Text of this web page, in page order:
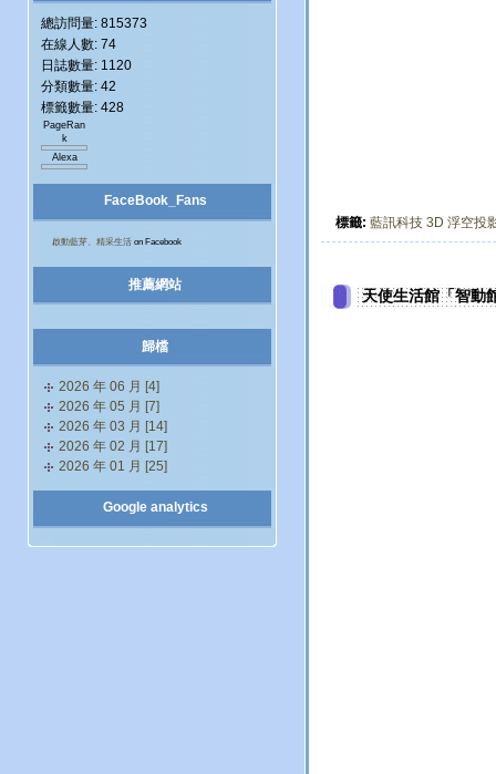
標籤: 藍訊科技 3D 浮空投
天使生活館「智動
總訪問量: 815373
在線人數: 74
日誌數量: 1120
分類數量: 42
標籤數量: 428
PageRan
k
Alexa
FaceBook_Fans
啟動藍芽、精采生活 on Facebook
推薦網站
歸檔
2026 年 06 月 [4]
2026 年 05 月 [7]
2026 年 03 月 [14]
2026 年 02 月 [17]
2026 年 01 月 [25]
Google analytics